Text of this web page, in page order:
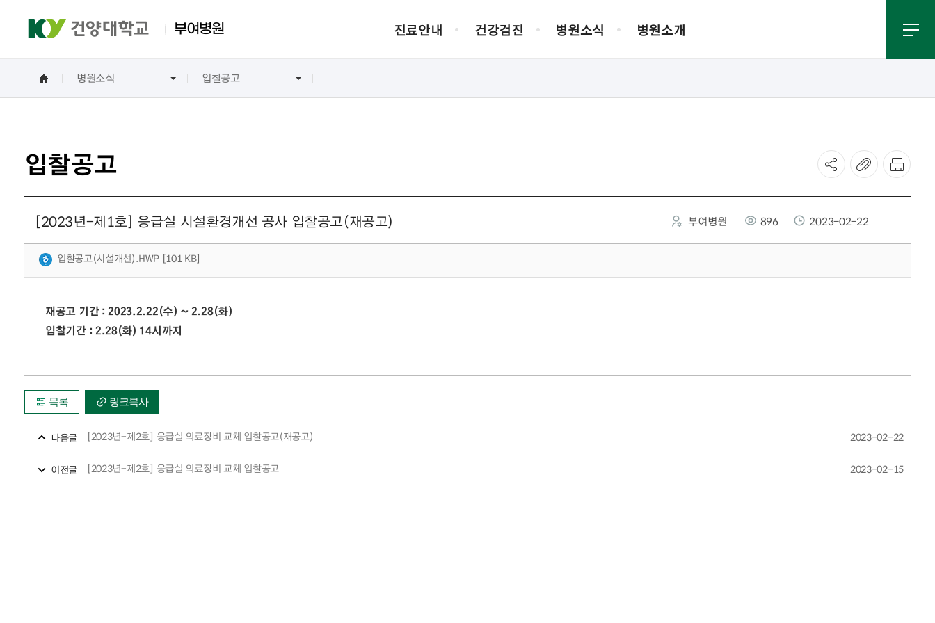
부여병원 진료안내
진료안내 진료과
영상의학과
외래진료 입/퇴원 응급실진료
건강검진
건강검진 건강검진
병원소식
병원소식 공지사항 채용정보 입사지원서 양식 다운 입찰공고
병원소개
병원소개 병원소개 병원장 인사말 병원연혁 찾아오시는길
병원소식 입찰공고
입찰공고
[2023년-제1호] 응급실 시설환경개선 공사 입찰공고(재공고) 부여병원 896 2023-02-22
입찰공고(시설개선).HWP [101 KB]
재공고 기간 : 2023.2.22(수) ~ 2.28(화)
입찰기간 : 2.28(화) 14시까지
목록 링크복사
다음글 [2023년-제2호] 응급실 의료장비 교체 입찰공고(재공고) 2023-02-22
이전글 [2023년-제2호] 응급실 의료장비 교체 입찰공고 2023-02-15